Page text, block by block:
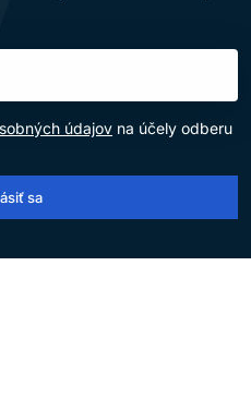
údajov na účely odberu
sa